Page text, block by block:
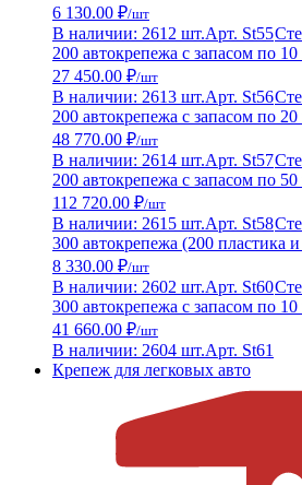
6 130.00 ₽/шт
В наличии: 2612 шт.Арт. St55
200 автокрепежа с запасом по
27 450.00 ₽/шт
В наличии: 2613 шт.Арт. St56
200 автокрепежа с запасом по
48 770.00 ₽/шт
В наличии: 2614 шт.Арт. St57
200 автокрепежа с запасом по
112 720.00 ₽/шт
В наличии: 2615 шт.Арт. St58
300 автокрепежа (200 пластика
8 330.00 ₽/шт
В наличии: 2602 шт.Арт. St60
300 автокрепежа с запасом по
41 660.00 ₽/шт
В наличии: 2604 шт.Арт. St61
Крепеж для легковых авто